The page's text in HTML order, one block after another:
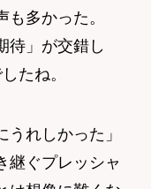
多かった。
待」が交錯し
たね。
れしかった」
継ぐプレッシャ